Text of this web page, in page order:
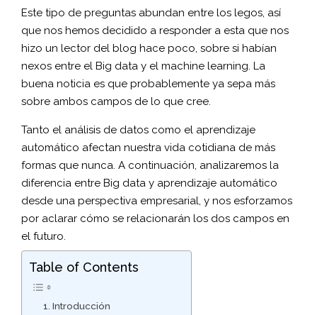
Este tipo de preguntas abundan entre los legos, así
que nos hemos decidido a responder a esta que nos
hizo un lector del blog hace poco, sobre si habían
nexos entre el Big data y el machine learning. La
buena noticia es que probablemente ya sepa más
sobre ambos campos de lo que cree.
Tanto el análisis de datos como el aprendizaje
automático afectan nuestra vida cotidiana de más
formas que nunca. A continuación, analizaremos la
diferencia entre Big data y aprendizaje automático
desde una perspectiva empresarial, y nos esforzamos
por aclarar cómo se relacionarán los dos campos en
el futuro.
Table of Contents
Introducción